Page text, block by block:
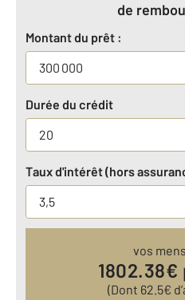
de
Montant du prêt :
Durée du crédit
Taux d'intérêt (hors
vos
1802.38€
(Dont 62.5€